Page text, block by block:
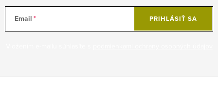
Email PRIHLÁSIŤ SA